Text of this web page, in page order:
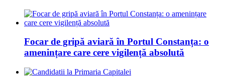
Focar de gripă aviară în Portul Constanța: o
amenințare care cere vigilență absolută